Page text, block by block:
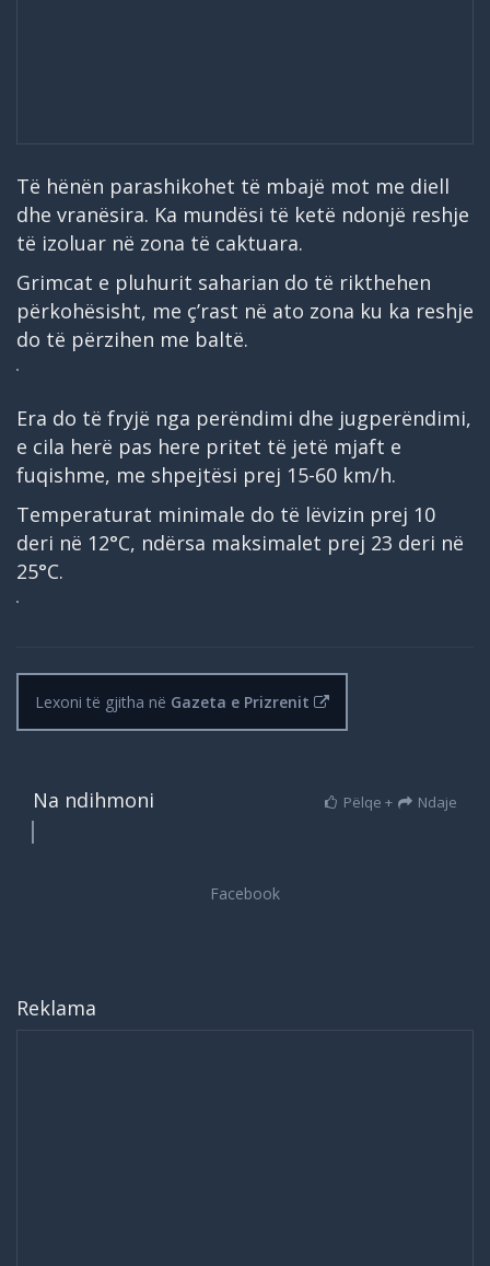
Të hënën parashikohet të mbajë mot me diell
dhe vranësira. Ka mundësi të ketë ndonjë reshje
të izoluar në zona të caktuara.
Grimcat e pluhurit saharian do të rikthehen
përkohësisht, me ç’rast në ato zona ku ka reshje
do të përzihen me baltë.
Era do të fryjë nga perëndimi dhe jugperëndimi,
e cila herë pas here pritet të jetë mjaft e
fuqishme, me shpejtësi prej 15-60 km/h.
Temperaturat minimale do të lëvizin prej 10
deri në 12°C, ndërsa maksimalet prej 23 deri në
25°C.
Lexoni të gjitha në Gazeta e Prizrenit
Na ndihmoni Pëlqe + Ndaje
Reklama